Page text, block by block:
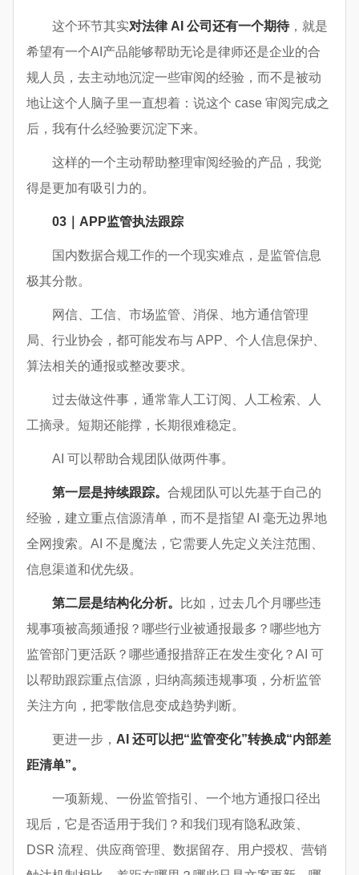
这个环节其实对法律 AI 公司还有一个期待，就是
希望有一个AI产品能够帮助无论是律师还是企业的合
规人员，去主动地沉淀一些审阅的经验，而不是被动
地让这个人脑子里一直想着：说这个 case 审阅完成之
后，我有什么经验要沉淀下来。
这样的一个主动帮助整理审阅经验的产品，我觉
得是更加有吸引力的。
03｜APP监管执法跟踪
国内数据合规工作的一个现实难点，是监管信息
极其分散。
网信、工信、市场监管、消保、地方通信管理
局、行业协会，都可能发布与 APP、个人信息保护、
算法相关的通报或整改要求。
过去做这件事，通常靠人工订阅、人工检索、人
工摘录。短期还能撑，长期很难稳定。
AI 可以帮助合规团队做两件事。
第一层是持续跟踪。 合规团队可以先基于自己的
经验，建立重点信源清单，而不是指望 AI 毫无边界地
全网搜索。AI 不是魔法，它需要人先定义关注范围、
信息渠道和优先级。
第二层是结构化分析。
比如，过去几个月哪些违
规事项被高频通报？哪些行业被通报最多？哪些地方
监管部门更活跃？哪些通报措辞正在发生变化？AI 可
以帮助跟踪重点信源，归纳高频违规事项，分析监管
关注方向，把零散信息变成趋势判断。
更进一步， AI 还可以把“监管变化”转换成“内部差
距清单”。
一项新规、一份监管指引、一个地方通报口径出
现后，它是否适用于我们？和我们现有隐私政策、
DSR 流程、供应商管理、数据留存、用户授权、营销